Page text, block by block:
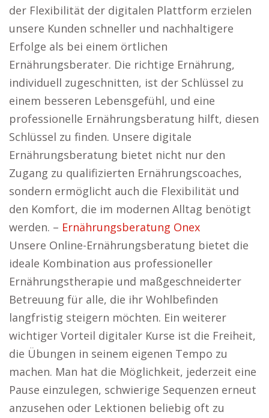
der Flexibilität der digitalen Plattform erzielen
unsere Kunden schneller und nachhaltigere
Erfolge als bei einem örtlichen
Ernährungsberater. Die richtige Ernährung,
individuell zugeschnitten, ist der Schlüssel zu
einem besseren Lebensgefühl, und eine
professionelle Ernährungsberatung hilft, diesen
Schlüssel zu finden. Unsere digitale
Ernährungsberatung bietet nicht nur den
Zugang zu qualifizierten Ernährungscoaches,
sondern ermöglicht auch die Flexibilität und
den Komfort, die im modernen Alltag benötigt
werden. – Ernährungsberatung Onex
Unsere Online-Ernährungsberatung bietet die
ideale Kombination aus professioneller
Ernährungstherapie und maßgeschneiderter
Betreuung für alle, die ihr Wohlbefinden
langfristig steigern möchten. Ein weiterer
wichtiger Vorteil digitaler Kurse ist die Freiheit,
die Übungen in seinem eigenen Tempo zu
machen. Man hat die Möglichkeit, jederzeit eine
Pause einzulegen, schwierige Sequenzen erneut
anzusehen oder Lektionen beliebig oft zu